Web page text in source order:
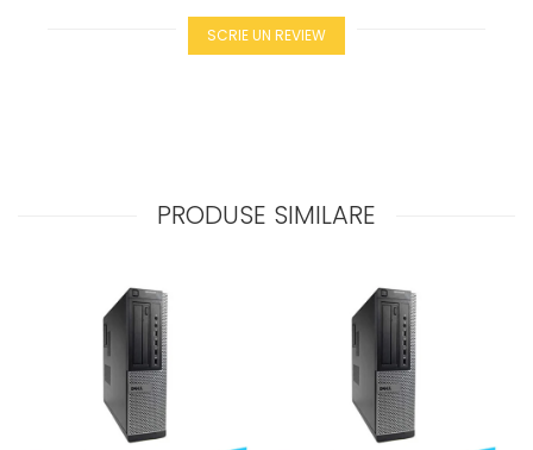
SCRIE UN REVIEW
PRODUSE SIMILARE